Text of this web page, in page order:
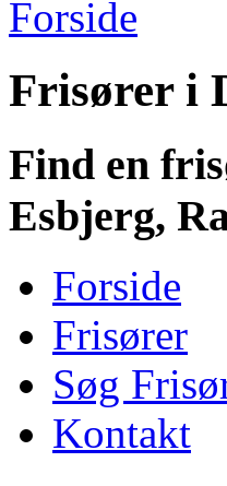
Frisører i
Find en
Esbjerg,
Forside
Frisører
Søg
Kontakt